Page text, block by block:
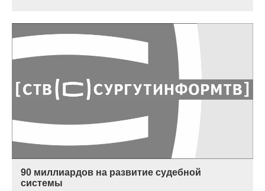
90 миллиардов на развитие судебной
системы